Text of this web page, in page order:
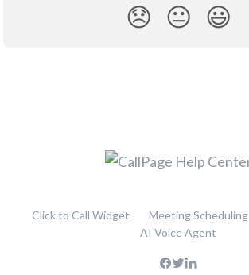
😞 😐 😃
Click to Call Widget Meeting Scheduling
AI Voice Agent